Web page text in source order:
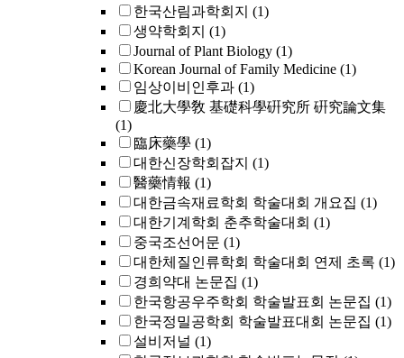
한국산림과학회지 (1)
생약학회지 (1)
Journal of Plant Biology (1)
Korean Journal of Family Medicine (1)
임상이비인후과 (1)
慶北大學敎 基礎科學硏究所 硏究論文集
(1)
臨床藥學 (1)
대한신장학회잡지 (1)
醫藥情報 (1)
대한금속재료학회 학술대회 개요집 (1)
대한기계학회 춘추학술대회 (1)
중국조선어문 (1)
대한체질인류학회 학술대회 연제 초록 (1)
경희약대 논문집 (1)
한국항공우주학회 학술발표회 논문집 (1)
한국정밀공학회 학술발표대회 논문집 (1)
설비저널 (1)